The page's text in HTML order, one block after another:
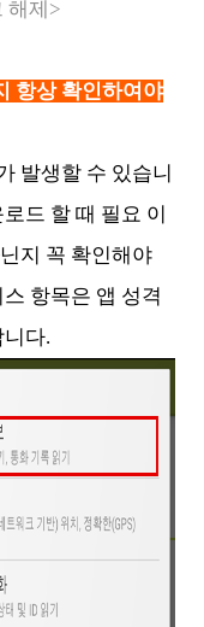
해제>
항상 확인하여야
발생할 수 있습니
드 할 때 필요 이
지 꼭 확인해야
항목은 앱 성격
다.